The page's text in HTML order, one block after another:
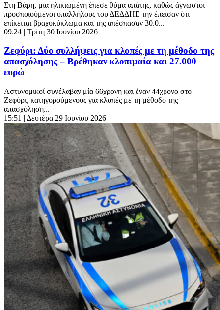
Στη Βάρη, μια ηλικιωμένη έπεσε θύμα απάτης, καθώς άγνωστοι
προσποιούμενοι υπαλλήλους του ΔΕΔΔΗΕ την έπεισαν ότι
επίκειται βραχυκύκλωμα και της απέσπασαν 30.0...
09:24 | Τρίτη 30 Ιουνίου 2026
Ζεφύρι: Δύο συλλήψεις για κλοπές με τη μέθοδο της
απασχόλησης – Βρέθηκαν κλοπιμαία και 27.000
ευρώ
Αστυνομικοί συνέλαβαν μία 66χρονη και έναν 44χρονο στο
Ζεφύρι, κατηγορούμενους για κλοπές με τη μέθοδο της
απασχόληση...
15:51 | Δευτέρα 29 Ιουνίου 2026